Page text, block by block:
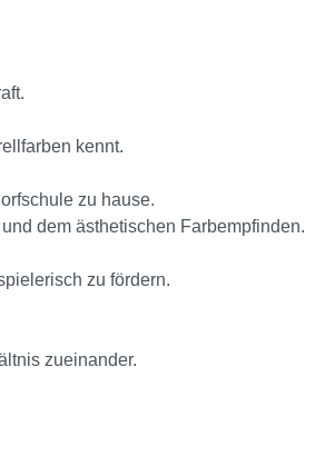
kennt.
zu hause.
dem ästhetischen Farbempfinden.
zu fördern.
zueinander.